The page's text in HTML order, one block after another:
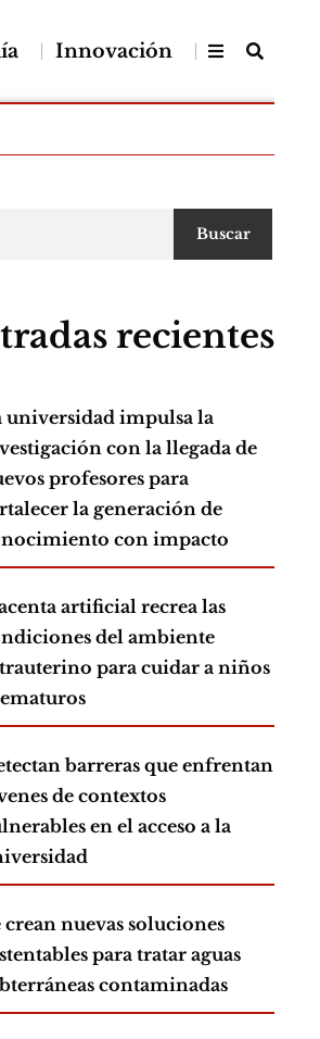
Innovación
Buscar
recientes
universidad impulsa la
con la llegada de
profesores para
la generación de
con impacto
artificial recrea las
del ambiente
para cuidar a niños
barreras que enfrentan
de contextos
en el acceso a la
crean nuevas soluciones
para tratar aguas
contaminadas